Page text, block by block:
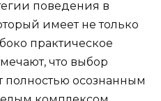
поведения в
имеет не только
практическое
что выбор
полностью осознанным